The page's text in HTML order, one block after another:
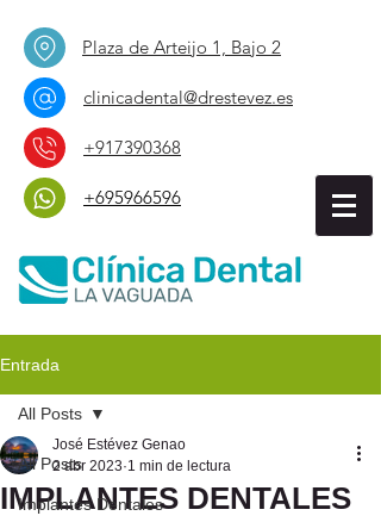
Plaza de Arteijo 1, Bajo 2
clinicadental@drestevez.es
+917390368
+695966596
Entrada
All Posts
Implantes Dentales
All Posts
IMPLANTES DENTALES
José Estévez Genao
2 abr 2023 1 min de lectura